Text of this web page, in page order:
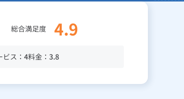
総合満足度 4.9
ビス： 4料金： 3.8